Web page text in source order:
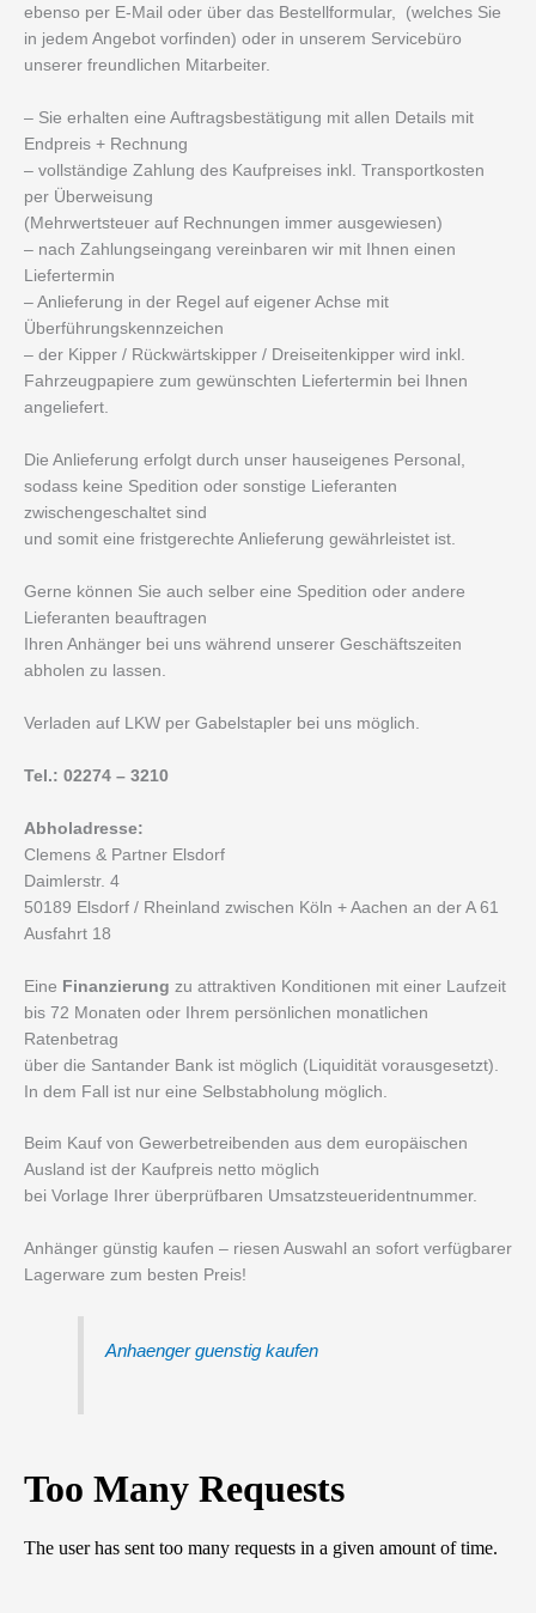
ebenso per E-Mail oder über das Bestellformular, (welches Sie
in jedem Angebot vorfinden) oder in unserem Servicebüro
unserer freundlichen Mitarbeiter.
– Sie erhalten eine Auftragsbestätigung mit allen Details mit
Endpreis + Rechnung
– vollständige Zahlung des Kaufpreises inkl. Transportkosten
per Überweisung
(Mehrwertsteuer auf Rechnungen immer ausgewiesen)
– nach Zahlungseingang vereinbaren wir mit Ihnen einen
Liefertermin
– Anlieferung in der Regel auf eigener Achse mit
Überführungskennzeichen
– der Kipper / Rückwärtskipper / Dreiseitenkipper wird inkl.
Fahrzeugpapiere zum gewünschten Liefertermin bei Ihnen
angeliefert.
Die Anlieferung erfolgt durch unser hauseigenes Personal,
sodass keine Spedition oder sonstige Lieferanten
zwischengeschaltet sind
und somit eine fristgerechte Anlieferung gewährleistet ist.
Gerne können Sie auch selber eine Spedition oder andere
Lieferanten beauftragen
Ihren Anhänger bei uns während unserer Geschäftszeiten
abholen zu lassen.
Verladen auf LKW per Gabelstapler bei uns möglich.
Tel.: 02274 – 3210
Abholadresse:
Clemens & Partner Elsdorf
Daimlerstr. 4
50189 Elsdorf / Rheinland zwischen Köln + Aachen an der A 61
Ausfahrt 18
Eine Finanzierung zu attraktiven Konditionen mit einer Laufzeit
bis 72 Monaten oder Ihrem persönlichen monatlichen
Ratenbetrag
über die Santander Bank ist möglich (Liquidität vorausgesetzt).
In dem Fall ist nur eine Selbstabholung möglich.
Beim Kauf von Gewerbetreibenden aus dem europäischen
Ausland ist der Kaufpreis netto möglich
bei Vorlage Ihrer überprüfbaren Umsatzsteueridentnummer.
Anhänger günstig kaufen – riesen Auswahl an sofort verfügbarer
Lagerware zum besten Preis!
Anhaenger guenstig kaufen